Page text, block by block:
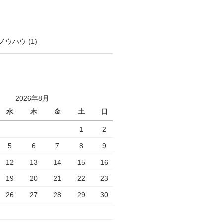
ウハウ (1)
2026年8月
水 木 金 土 日
1 2
5 6 7 8 9
12 13 14 15 16
19 20 21 22 23
26 27 28 29 30